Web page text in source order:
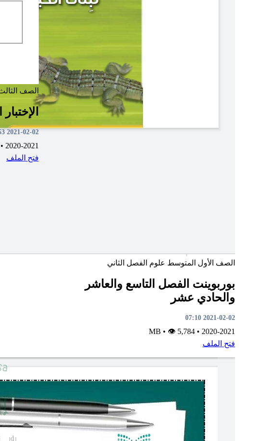
الصف الأول المتوسط علوم الفصل الثاني
بوربوينت الفصل التاسع والعاشر
والحادي عشر
2021-02-02 07:10
2020-2021
•
• 👁 5,784
فتح الملف
الصف
2021-02-02 06:53
2020-2021
•
فتح الملف